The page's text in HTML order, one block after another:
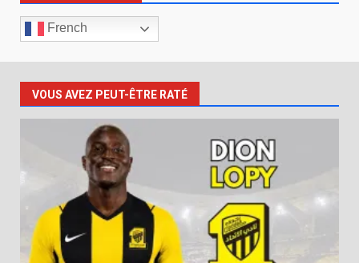
French
VOUS AVEZ PEUT-ÊTRE RATÉ